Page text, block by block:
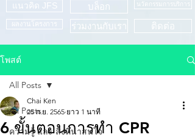
แนวคิด JFS
ผลงานโครงการ
บล็อก
ร่วมงานกับเรา
นวัตกรรมการบริการ
ติดต่อ
โพสต์
All Posts
ความรู้ และ สิ่งที่น่าสนใจ
All Posts
6 ขั้นตอนการทำ CPR
Chai Ken
25 ก.ย. 2565 ยาว 1 นาที